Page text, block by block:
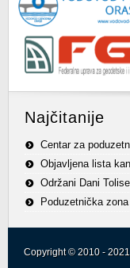
Najčitanije
Centar za
Objavljena lista
Održani Dani
Poduzetnička zona
Copyright © 2010 -